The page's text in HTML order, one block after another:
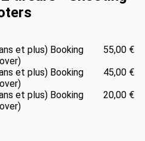
et plus) Booking
55,00 €
et plus) Booking
45,00 €
et plus) Booking
20,00 €